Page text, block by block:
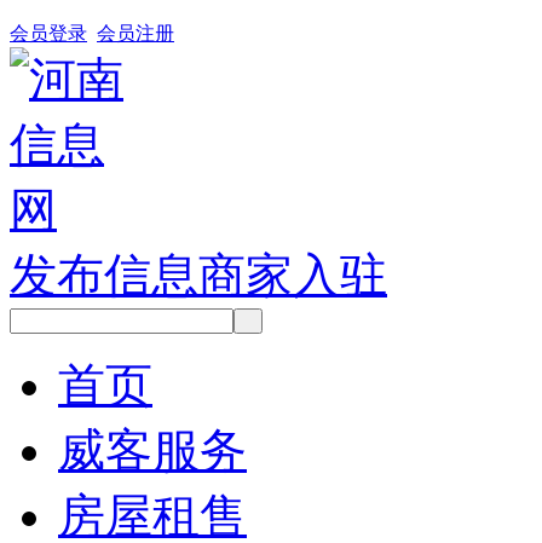
会员登录 会员注册
发布信息商家入驻
首页
威客服务
房屋租售